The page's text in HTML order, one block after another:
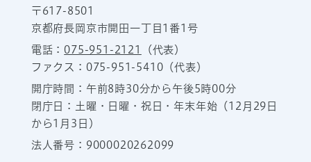
〒617-8501
京都府長岡京市開田一丁目1番1号
電話：075-951-2121
（代表）
ファクス：075-951-5410（代表）
開庁時間：午前8時30分から午後5時00分
閉庁日：土曜・日曜・祝日・年末年始（12月29日
から1月3日）
法人番号：9000020262099